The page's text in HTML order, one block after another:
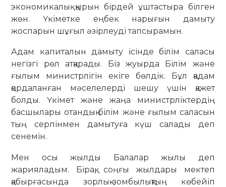
экономикалық қырын бірдей ұштастыра білген
жөн. Үкіметке еңбек нарығын дамыту
жоспарын шұғыл әзірлеуді тапсырамын.
Адам капиталын дамыту ісінде білім саласы
негізгі рөл атқарады. Біз жуырда Білім және
ғылым министрлігін екіге бөлдік. Бұл қадам
қордаланған мәселелерді шешу үшін қажет
болды. Үкімет және жаңа министрліктердің
басшылары отандық білім және ғылым саласын
тың серпінмен дамытуға күш салады деп
сенемін.
Мен осы жылды Балалар жылы деп
жарияладым. Бірақ, соңғы жылдары мектеп
қабырғасында зорлық-зомбылықтың көбейіп